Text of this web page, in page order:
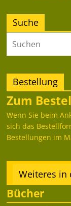
Suche
Bestellung
Zum
Wenn Sie beim
sich das
Bestellungen im
Weiteres in
Bücher